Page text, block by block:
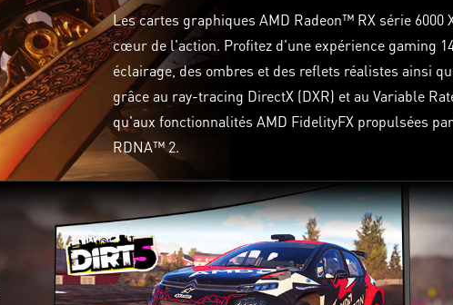
Les cartes graphiques AMD Radeon™ RX série 6000
cœur de l'action. Profitez d'une expérience gaming
éclairage, des ombres et des reflets réalistes ainsi
grâce au ray-tracing DirectX (DXR) et au Variable
qu'aux fonctionnalités AMD FidelityFX propulsées
RDNA™ 2.